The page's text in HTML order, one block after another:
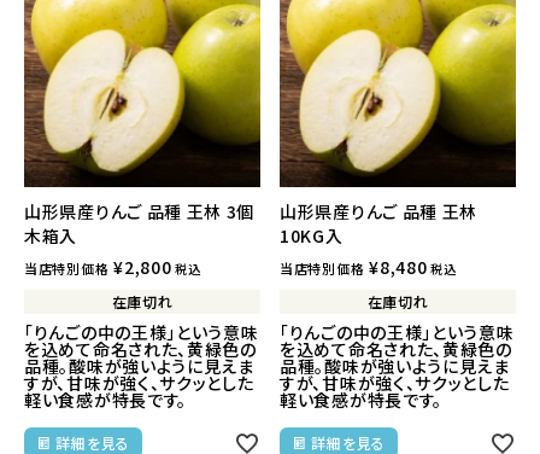
山形県産りんご 品種 王林 3個
木箱入
当店特別価格 ¥2,800 税込
在庫切れ
「りんごの中の王様」という意味
を込めて命名された、黄緑色の
品種。酸味が強いように見えま
すが、甘味が強く、サクッとした
軽い食感が特長です。
詳細を見る
山形県産りんご 品種 王林
10KG入
当店特別価格 ¥8,480 税込
在庫切れ
「りんごの中の王様」という意味
を込めて命名された、黄緑色の
品種。酸味が強いように見えま
すが、甘味が強く、サクッとした
軽い食感が特長です。
詳細を見る